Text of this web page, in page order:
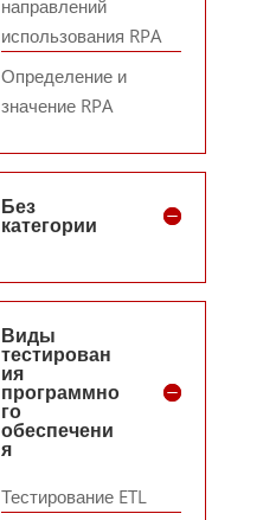
направлений
использования RPA
Определение и
значение RPA
Без
категории
Виды
тестирован
ия
программно
го
обеспечени
я
Тестирование ETL